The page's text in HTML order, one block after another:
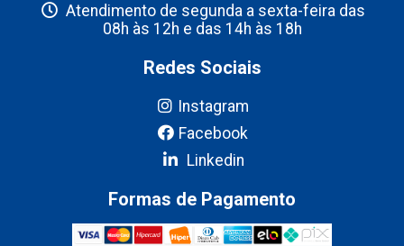
Atendimento de segunda a sexta-feira das
08h às 12h e das 14h às 18h
Redes Sociais
Instagram
Facebook
Linkedin
Formas de Pagamento